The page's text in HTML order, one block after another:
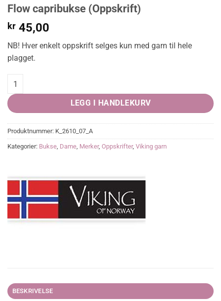
Flow capribukse (Oppskrift)
kr 45,00
NB! Hver enkelt oppskrift selges kun med garn til hele
plagget.
Flow capribukse (Oppskrift) quantity
LEGG I HANDLEKURV
Produktnummer: K_2610_07_A
Kategorier: Bukse, Dame, Merker, Oppskrifter, Viking garn
BESKRIVELSE